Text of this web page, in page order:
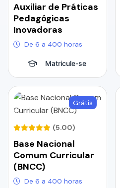
Auxiliar de Práticas
Pedagógicas
Inovadoras
De 6 a 400 horas
Matricule-se
Grátis
(5.00)
Base Nacional
Comum Curricular
(BNCC)
De 6 a 400 horas